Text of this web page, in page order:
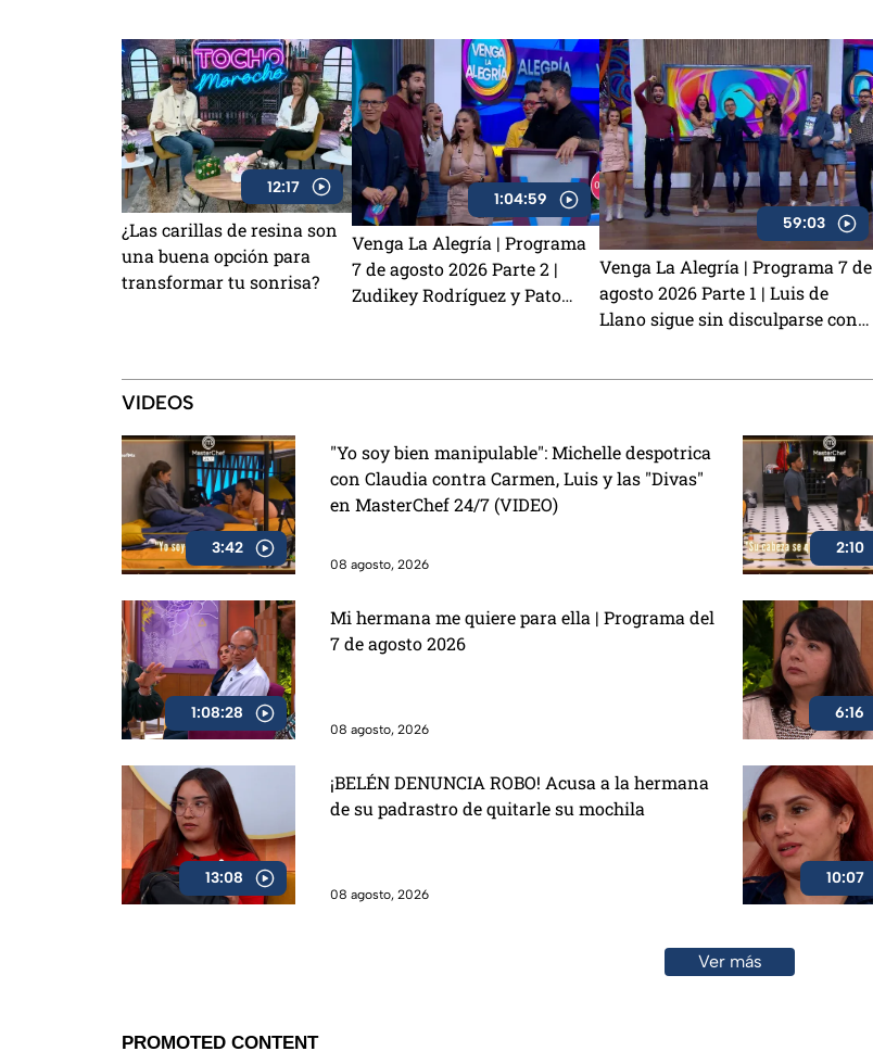
12:17
¿Las carillas de resina son
una buena opción para
transformar tu sonrisa?
1:04:59
Venga La Alegría | Programa
7 de agosto 2026 Parte 2 |
Zudikey Rodríguez y Pato
59:03
Venga La Alegría | Programa 7 de
agosto 2026 Parte 1 | Luis de
Llano sigue sin disculparse con
VIDEOS
3:42
"Yo soy bien manipulable": Michelle despotrica
con Claudia contra Carmen, Luis y las "Divas"
en MasterChef 24/7 (VIDEO)
08 agosto, 2026
2:10
1:08:28
Mi hermana me quiere para ella | Programa del
7 de agosto 2026
08 agosto, 2026
6:16
13:08
¡BELÉN DENUNCIA ROBO! Acusa a la hermana
de su padrastro de quitarle su mochila
08 agosto, 2026
10:07
Ver más